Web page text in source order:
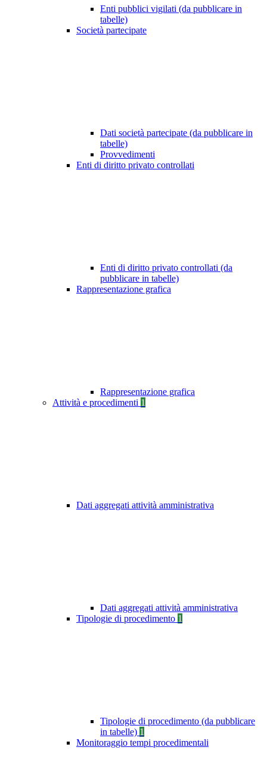
Enti pubblici vigilati (da pubblicare in
tabelle)
Società partecipate
Dati società partecipate (da pubblicare in
tabelle)
Provvedimenti
Enti di diritto privato controllati
Enti di diritto privato controllati (da
pubblicare in tabelle)
Rappresentazione grafica
Rappresentazione grafica
Attività e procedimenti 1
Dati aggregati attività amministrativa
Dati aggregati attività amministrativa
Tipologie di procedimento 1
Tipologie di procedimento (da pubblicare
in tabelle) 1
Monitoraggio tempi procedimentali